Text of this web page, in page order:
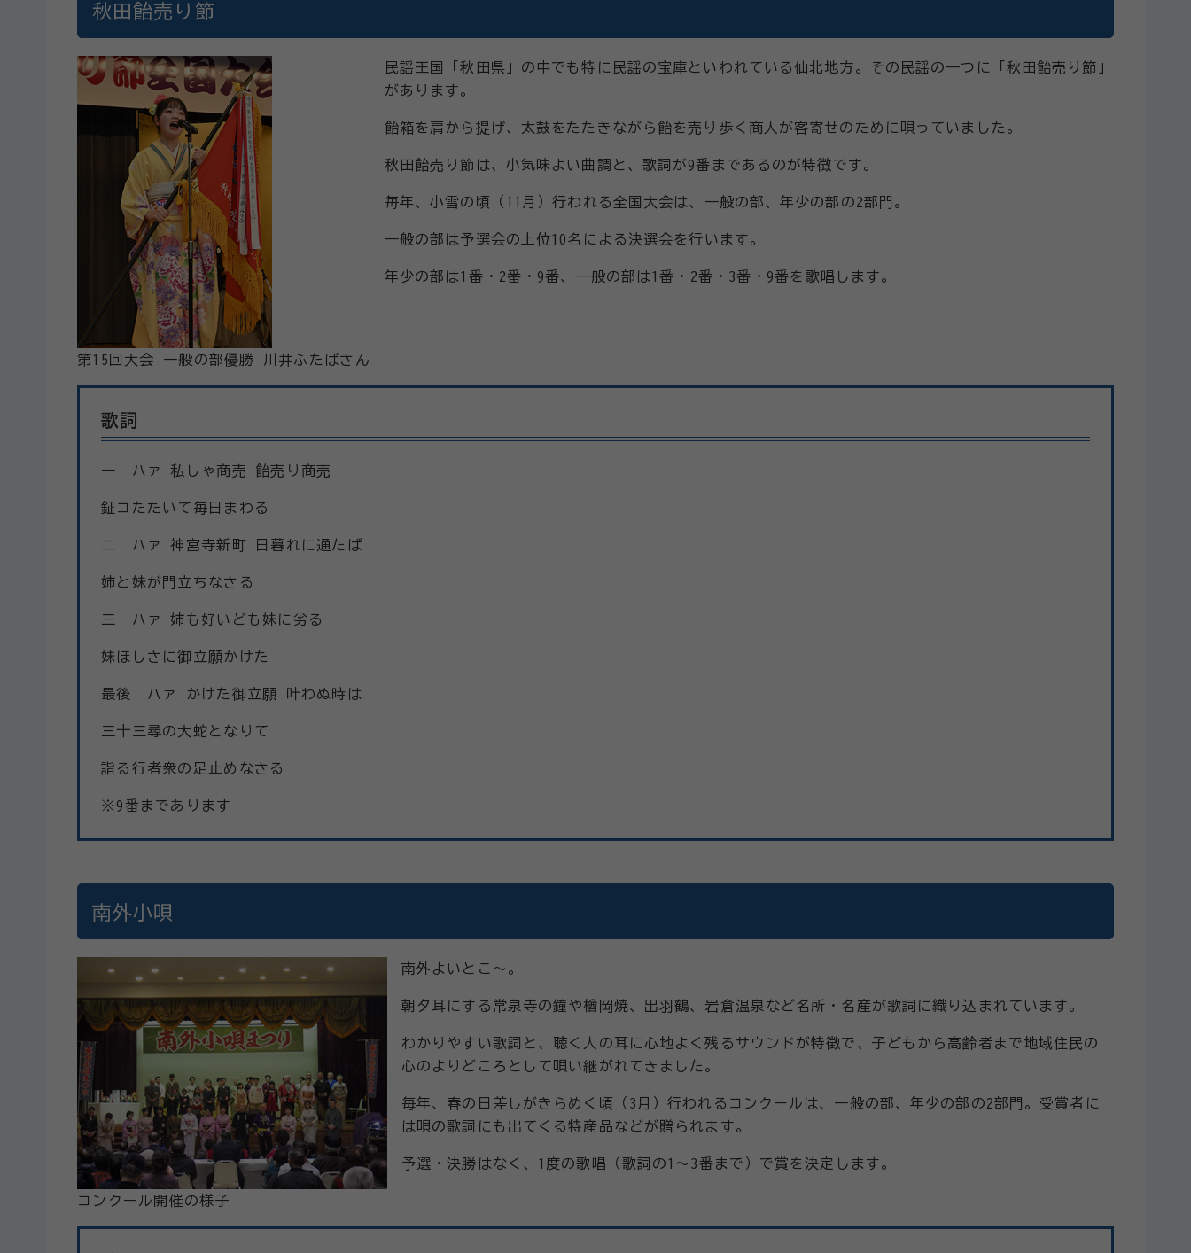
秋田飴売り節
第15回大会 一般の部優勝 川井ふたばさん
民謡王国「秋田県」の中でも特に民謡の宝庫といわれている仙北地方。その民謡の一つに「秋田飴売り節」
があります。
飴箱を肩から提げ、太鼓をたたきながら飴を売り歩く商人が客寄せのために唄っていました。
秋田飴売り節は、小気味よい曲調と、歌詞が9番まであるのが特徴です。
毎年、小雪の頃（11月）行われる全国大会は、一般の部、年少の部の2部門。
一般の部は予選会の上位10名による決選会を行います。
年少の部は1番・2番・9番、一般の部は1番・2番・3番・9番を歌唱します。
歌詞
一 ハァ 私しゃ商売 飴売り商売
鉦コたたいて毎日まわる
二 ハァ 神宮寺新町 日暮れに通たば
姉と妹が門立ちなさる
三 ハァ 姉も好いども妹に劣る
妹ほしさに御立願かけた
最後 ハァ かけた御立願 叶わぬ時は
三十三尋の大蛇となりて
詣る行者衆の足止めなさる
※9番まであります
南外小唄
コンクール開催の様子
南外よいとこ～。
朝夕耳にする常泉寺の鐘や楢岡焼、出羽鶴、岩倉温泉など名所・名産が歌詞に織り込まれています。
わかりやすい歌詞と、聴く人の耳に心地よく残るサウンドが特徴で、子どもから高齢者まで地域住民の
心のよりどころとして唄い継がれてきました。
毎年、春の日差しがきらめく頃（3月）行われるコンクールは、一般の部、年少の部の2部門。受賞者に
は唄の歌詞にも出てくる特産品などが贈られます。
予選・決勝はなく、1度の歌唱（歌詞の1～3番まで） で賞を決定します。